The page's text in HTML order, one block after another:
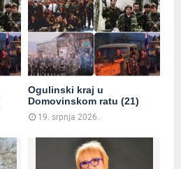
Ogulinski kraj u
Domovinskom ratu (21)
19. srpnja 2026.